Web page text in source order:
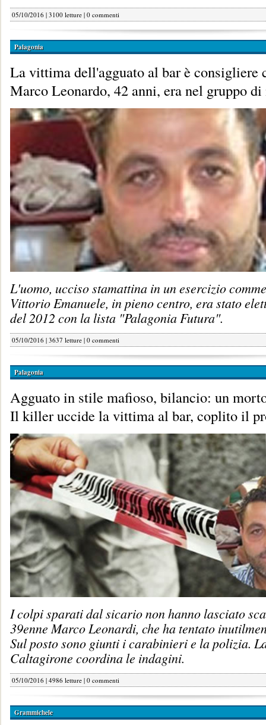
05/10/2016 | 3100 letture | 0 commenti
Palagonia
La vittima dell'agguato al bar è consigliere
Marco Leonardo, 42 anni, era nel gruppo
L'uomo, ucciso stamattina in un esercizio
Vittorio Emanuele, in pieno centro, era stato
del 2012 con la lista "Palagonia Futura".
05/10/2016 | 3637 letture | 0 commenti
Palagonia
Agguato in stile mafioso, bilancio: un
Il killer uccide la vittima al bar, coplito il
I colpi sparati dal sicario non hanno lasciato
39enne Marco Leonardi, che ha tentato
Sul posto sono giunti i carabinieri e la polizia.
Caltagirone coordina le indagini.
05/10/2016 | 4986 letture | 0 commenti
Grammichele